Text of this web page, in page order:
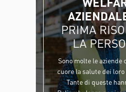
PRIMA
LA
Sono molte le aziende
cuore la salute dei
Tante di queste